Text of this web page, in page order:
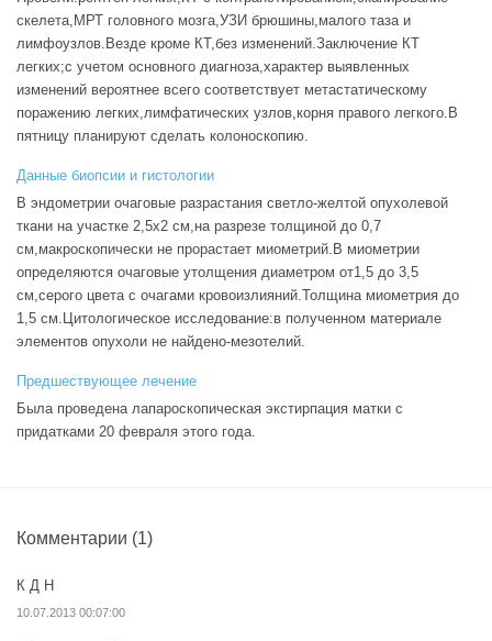
скелета,МРТ головного мозга,УЗИ брюшины,малого таза и
лимфоузлов.Везде кроме КТ,без изменений.Заключение КТ
легких;с учетом основного диагноза,характер выявленных
изменений вероятнее всего соответствует метастатическому
поражению легких,лимфатических узлов,корня правого легкого.В
пятницу планируют сделать колоноскопию.
Данные биопсии и гистологии
В эндометрии очаговые разрастания светло-желтой опухолевой
ткани на участке 2,5x2 см,на разрезе толщиной до 0,7
см,макроскопически не прорастает миометрий.В миометрии
определяются очаговые утолщения диаметром от1,5 до 3,5
см,серого цвета с очагами кровоизлияний.Толщина миометрия до
1,5 см.Цитологическое исследование:в полученном материале
элементов опухоли не найдено-мезотелий.
Предшествующее лечение
Была проведена лапароскопическая экстирпация матки с
придатками 20 февраля этого года.
Комментарии (1)
К Д Н
10.07.2013 00:07:00